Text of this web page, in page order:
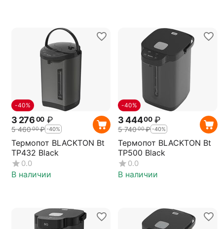
-40%
3 27600 ₽
5 46000₽ -40%
Термопот BLACKTON Bt
TP432 Black
0.0
В наличии
-40%
3 44400 ₽
5 74000₽ -40%
Термопот BLACKTON Bt
TP500 Black
0.0
В наличии